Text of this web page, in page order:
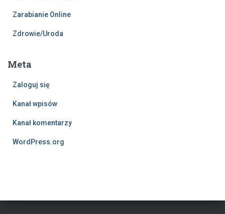
Zarabianie Online
Zdrowie/Uroda
Meta
Zaloguj się
Kanał wpisów
Kanał komentarzy
WordPress.org